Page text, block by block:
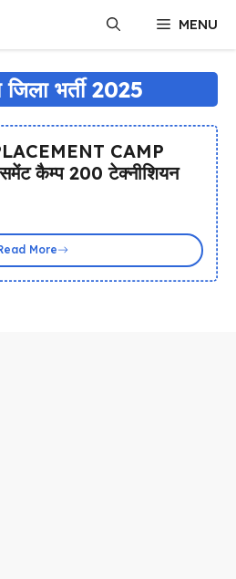
MENU
जिला भर्ती 2025
CAMP
कैम्प 200 टेक्नीशियन
More